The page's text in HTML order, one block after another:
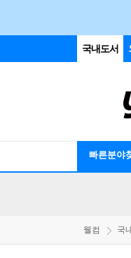
국내도서
빠른분야
웰컴 국